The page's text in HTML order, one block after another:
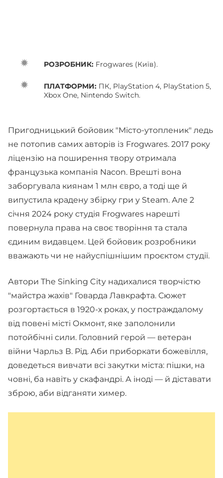
РОЗРОБНИК: Frogwares (Київ).
ПЛАТФОРМИ: ПК, PlayStation 4, PlayStation 5,
Xbox One, Nintendo Switch.
Пригодницький бойовик "Місто-утопленик" ледь
не потопив самих авторів із Frogwares. 2017 року
ліцензію на поширення твору отримала
французька компанія Nacon. Врешті вона
заборгувала киянам 1 млн євро, а тоді ще й
випустила крадену збірку гри у Steam. Але 2
січня 2024 року студія Frogwares нарешті
повернула права на своє творіння та стала
єдиним видавцем. Цей бойовик розробники
вважають чи не найуспішнішим проєктом студії.
Автори The Sinking City надихалися творчістю
"майстра жахів" Говарда Лавкрафта. Сюжет
розгортається в 1920-х роках, у постраждалому
від повені місті Окмонт, яке заполонили
потойбічні сили. Головний герой — ветеран
війни Чарльз В. Рід. Аби приборкати божевілля,
доведеться вивчати всі закутки міста: пішки, на
човні, ба навіть у скафандрі. А іноді — й діставати
зброю, аби відганяти химер.